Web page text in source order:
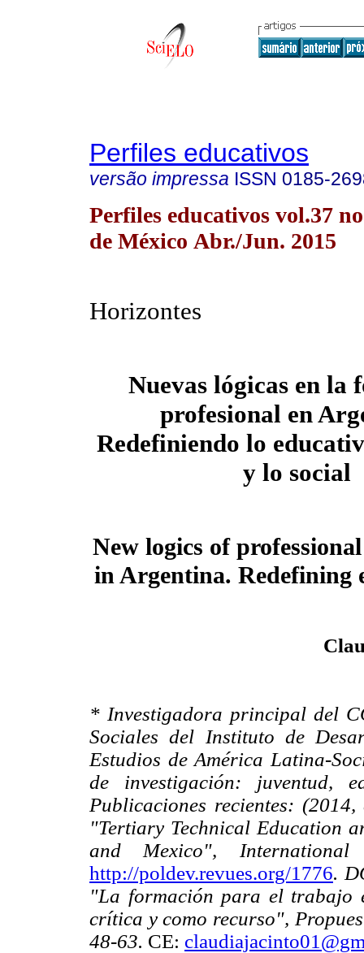
Perfiles educativos
versão impressa ISSN 0185-
Perfiles educativos vol.37
de México Abr./Jun. 2015
Horizontes
Nuevas lógicas en la
profesional en
Redefiniendo lo
y lo social
New logics of
in Argentina. Redefining
* Investigadora principal del
Sociales del Instituto de
Estudios de América Latina-
de investigación: juventud,
Publicaciones recientes:
"Tertiary Technical Education
and Mexico",
http://poldev.revues.org/1776.
"La formación para el trabajo
crítica y como recurso",
48-63. CE: